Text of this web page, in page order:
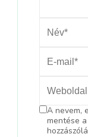
A nevem,
mentése